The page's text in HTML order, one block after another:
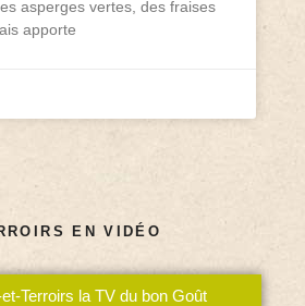
asperges vertes, des fraises
apporte
EN VIDÉO
Terroirs la TV du bon Goût